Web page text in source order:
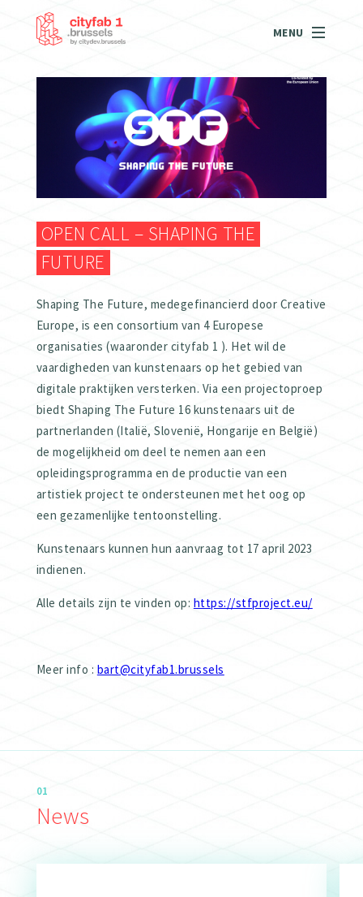
MENU
OPEN CALL – SHAPING THE
FUTURE
Shaping The Future, medegefinancierd door Creative
Europe, is een consortium van 4 Europese
organisaties (waaronder cityfab 1 ). Het wil de
vaardigheden van kunstenaars op het gebied van
digitale praktijken versterken. Via een projectoproep
biedt Shaping The Future 16 kunstenaars uit de
partnerlanden (Italië, Slovenië, Hongarije en België)
de mogelijkheid om deel te nemen aan een
opleidingsprogramma en de productie van een
artistiek project te ondersteunen met het oog op
een gezamenlijke tentoonstelling.
Kunstenaars kunnen hun aanvraag tot 17 april 2023
indienen.
Alle details zijn te vinden op: https://stfproject.eu/
Meer info : bart@cityfab1.brussels
01
News